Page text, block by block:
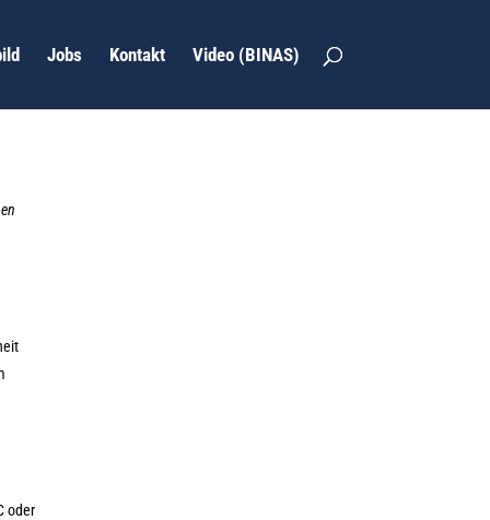
Jobs Kontakt Video (BINAS)
oder